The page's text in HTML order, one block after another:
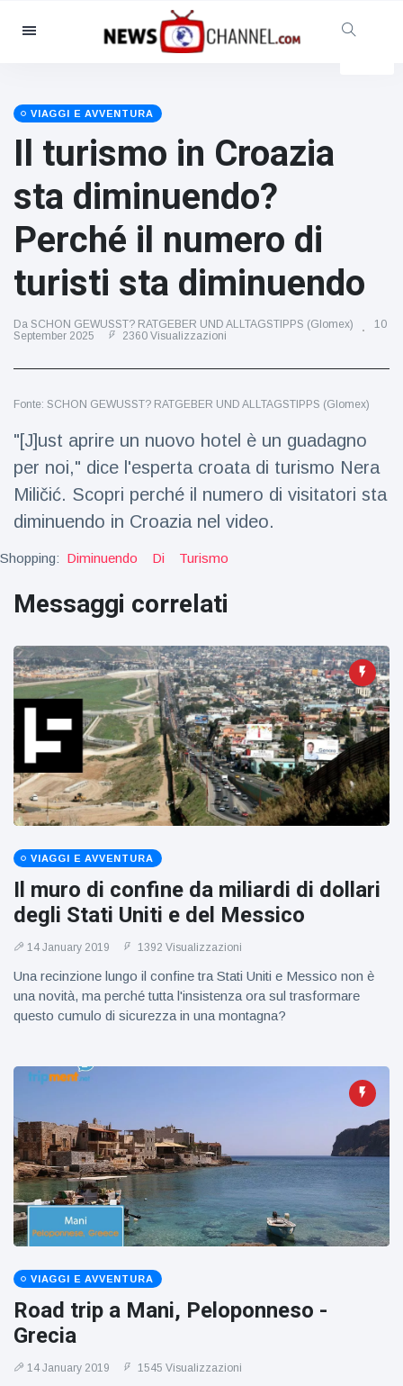
Categorie
Sociale e divertimento
Cinema e TV
(81)
Celebrità
(13938)
Moda e bellezza
(122)
Cibo e bevande
(79)
Giochi
(160)
Viaggi e avventura
(77)
Ultime notizie
Dylan
Barbara
rivelano di
aspettare
bambina
Brown
incoraggia
sua figlia ad
essere
creativa
15 July
71
Visualizzazioni
Anne
Hathaway
definisce
Tom
Holland 'il
figlio dei
sogni’
14 July
30
Visualizzazioni
VIAGGI E AVVENTURA
Il turismo in Croazia
sta diminuendo?
Perché il numero di
turisti sta diminuendo
Da SCHON GEWUSST? RATGEBER UND ALLTAGSTIPPS (Glomex)
10
September 2025
2360 Visualizzazioni
Fonte: SCHON GEWUSST? RATGEBER UND ALLTAGSTIPPS (Glomex)
"[J]ust aprire un nuovo hotel è un guadagno
per noi," dice l'esperta croata di turismo Nera
Miličić. Scopri perché il numero di visitatori sta
diminuendo in Croazia nel video.
Shopping: Diminuendo Di Turismo
Messaggi correlati
VIAGGI E AVVENTURA
Il muro di confine da miliardi di dollari
degli Stati Uniti e del Messico
14 January 2019 1392 Visualizzazioni
Una recinzione lungo il confine tra Stati Uniti e Messico non è
una novità, ma perché tutta l'insistenza ora sul trasformare
questo cumulo di sicurezza in una montagna?
VIAGGI E AVVENTURA
Road trip a Mani, Peloponneso -
Grecia
14 January 2019 1545 Visualizzazioni